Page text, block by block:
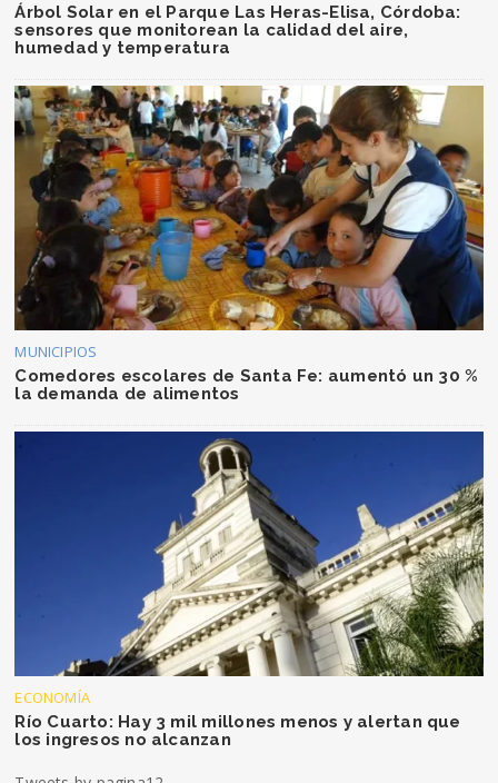
Árbol Solar en el Parque Las Heras-Elisa, Córdoba:
sensores que monitorean la calidad del aire,
humedad y temperatura
MUNICIPIOS
Comedores escolares de Santa Fe: aumentó un 30 %
la demanda de alimentos
ECONOMÍA
Río Cuarto: Hay 3 mil millones menos y alertan que
los ingresos no alcanzan